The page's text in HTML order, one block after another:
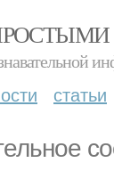
статьи